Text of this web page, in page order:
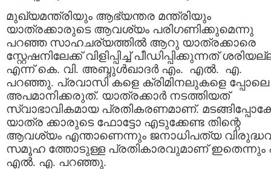
മുഖ്യമന്ത്രിയും ആഭ്യന്തര മന്ത്രിയും
യാത്രക്കാരുടെ ആവശ്യം പരിഗണിക്കുമെന്നു
പറഞ്ഞ സാഹചര്യത്തില്‍ ആറു യാത്രക്കാരെ
സ്റ്റേഷനിലേക്ക് വിളിപ്പിച്ച് പീഡിപ്പിക്കുന്നത്
എന്ന് കെ. വി. അബ്ദുള്‍ഖാദര്‍ എം. എല്‍. എ.
പറഞ്ഞു. പ്രവാസി കളെ ക്രിമിനലുകളെ പ്പോലെ
അപമാനിക്കരുത്. യാത്രക്കാര്‍ നടത്തിയത്
സ്വാഭാവികമായ പ്രതികരണമാണ്.
യാത്ര ക്കാരുടെ ഫോട്ടോ എടുക്കേണ്ട തിന്റെ
ആവശ്യം എന്താണെന്നും ജനാധിപത്യ
സമൂഹ ത്തോടുള്ള പ്രതികാരവുമാണ് ഇതെന്നും
എല്‍. എ. പറഞ്ഞു.